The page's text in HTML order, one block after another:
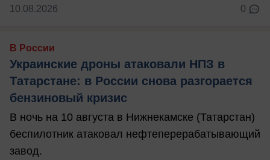
10.08.2026 0
В России
Украинские дроны атаковали НПЗ в
Татарстане: в России снова разгорается
бензиновый кризис
В ночь на 10 августа в Нижнекамске (Татарстан)
беспилотник атаковал нефтеперерабатывающий
завод.